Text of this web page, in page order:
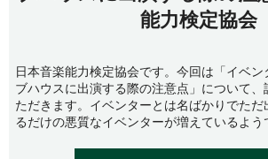
能力検定協会
日本音楽能力検定協会です。今回は「イベン
ブハウスに出演する際の注意点」について
ただきます。イベンターとは名ばかりでた
るだけの悪質なイベンターが増えているよ